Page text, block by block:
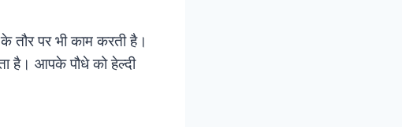
पर भी काम करती है।
है। आपके पौधे को हेल्दी